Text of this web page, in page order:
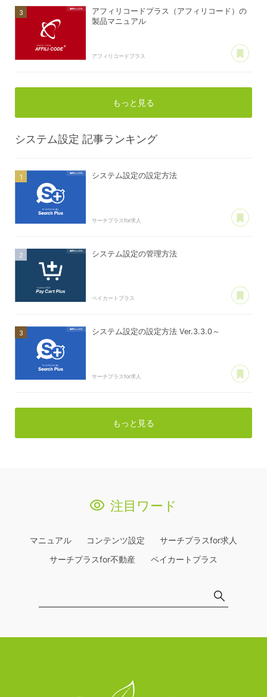
アフィリコードプラス（アフィリコード）の
製品マニュアル
アフィリコードプラス
もっと見る
システム設定 記事ランキング
システム設定の設定方法
サーチプラスfor求人
システム設定の管理方法
ペイカートプラス
システム設定の設定方法 Ver.3.3.0～
サーチプラスfor求人
もっと見る
注目ワード
マニュアル コンテンツ設定
サーチプラスfor求人
サーチプラスfor不動産
ペイカートプラス